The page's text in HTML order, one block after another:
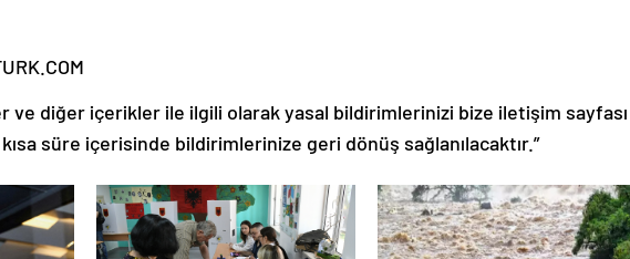
ve diğer içerikler ile ilgili olarak yasal bildirimlerinizi bize iletişim sayfası
süre içerisinde bildirimlerinize geri dönüş sağlanılacaktır.”